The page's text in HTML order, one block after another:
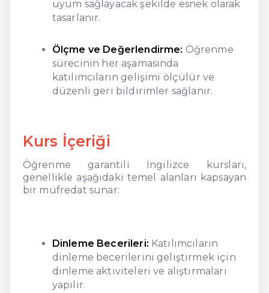
uyum sağlayacak şekilde esnek olarak
tasarlanır.
Ölçme ve Değerlendirme: Öğrenme
sürecinin her aşamasında
katılımcıların gelişimi ölçülür ve
düzenli geri bildirimler sağlanır.
Kurs İçeriği
Öğrenme garantili İngilizce kursları,
genellikle aşağıdaki temel alanları kapsayan
bir müfredat sunar:
Dinleme Becerileri: Katılımcıların
dinleme becerilerini geliştirmek için
dinleme aktiviteleri ve alıştırmaları
yapılır.